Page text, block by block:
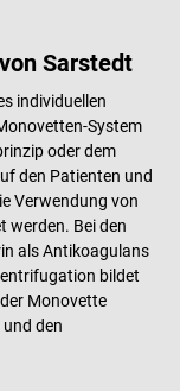
Sarstedt
individuellen
System
oder dem
den Patienten und
Verwendung von
werden. Bei den
als Antikoagulans
bildet
Monovette
den